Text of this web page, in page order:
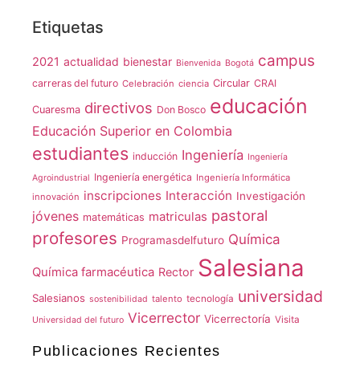
Etiquetas
2021 actualidad bienestar Bienvenida Bogotá campus
carreras del futuro Celebración ciencia Circular CRAI
Cuaresma directivos Don Bosco educación
Educación Superior en Colombia
estudiantes inducción Ingeniería Ingeniería
Agroindustrial Ingeniería energética Ingeniería Informática
innovación inscripciones Interacción Investigación
jóvenes matemáticas matriculas pastoral
profesores Programasdelfuturo Química
Química farmacéutica Rector Salesiana
Salesianos sostenibilidad talento tecnología universidad
Universidad del futuro Vicerrector Vicerrectoría Visita
Publicaciones Recientes